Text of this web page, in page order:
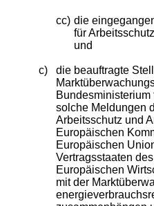
cc) die
für
und
c)
die beauftragte
solche Meldungen
Arbeitsschutz und
Europäischen
Europäischen
Vertragsstaaten
Europäischen
mit der